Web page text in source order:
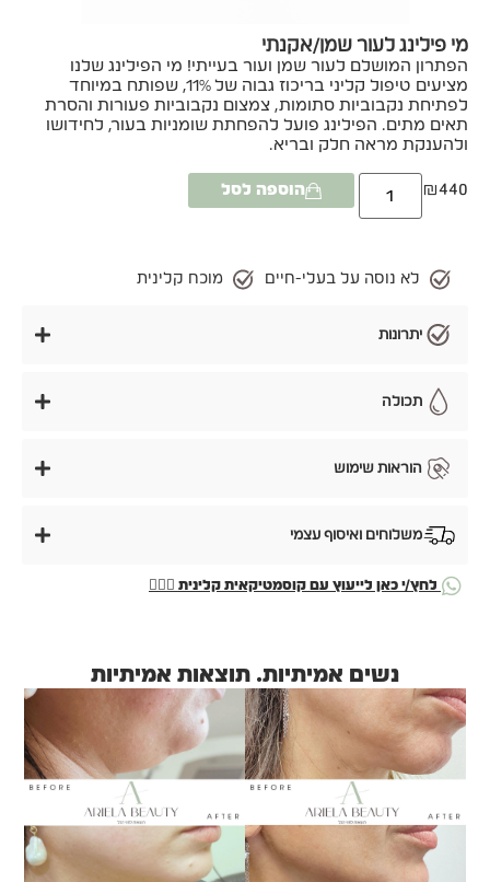
מי פילינג לעור שמן/אקנתי
הפתרון המושלם לעור שמן ועור בעייתי! מי הפילינג שלנו
מציעים טיפול קליני בריכוז גבוה של 11%, שפותח במיוחד
לפתיחת נקבוביות סתומות, צמצום נקבוביות פעורות והסרת
תאים מתים. הפילינג פועל להפחתת שומניות בעור, לחידושו
ולהענקת מראה חלק ובריא.
₪440 הוספה לסל
לא נוסה על בעלי-חיים מוכח קלינית
יתרונות
תכולה
הוראות שימוש
משלוחים ואיסוף עצמי
לחץ/י כאן לייעוץ עם קוסמטיקאית קלינית 👩🏻‍⚕️
נשים אמיתיות. תוצאות אמיתיות